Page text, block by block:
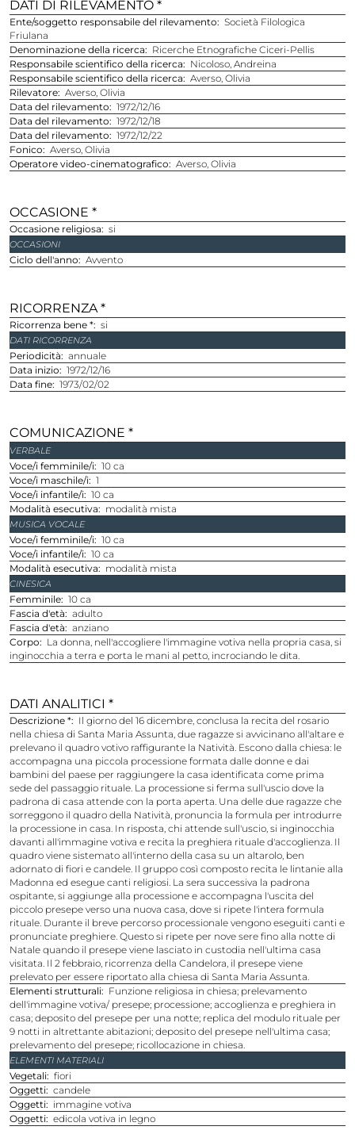
DATI DI RILEVAMENTO *
Ente/soggetto responsabile del rilevamento
Società Filologica
Friulana
Denominazione della ricerca
Ricerche Etnografiche Ciceri-Pellis
Responsabile scientifico della ricerca
Nicoloso, Andreina
Responsabile scientifico della ricerca
Averso, Olivia
Rilevatore Averso, Olivia
Data del rilevamento
1972/12/16
Data del rilevamento
1972/12/18
Data del rilevamento
1972/12/22
Fonico
Averso, Olivia
Operatore video-cinematografico
Averso, Olivia
OCCASIONE *
Occasione religiosa si
OCCASIONI
Ciclo dell'anno Avvento
RICORRENZA *
Ricorrenza bene * si
DATI RICORRENZA
Periodicità
annuale
Data inizio
1972/12/16
Data fine 1973/02/02
COMUNICAZIONE *
VERBALE
Voce/i femminile/i 10 ca
Voce/i maschile/i 1
Voce/i infantile/i 10 ca
Modalità esecutiva
modalità mista
MUSICA VOCALE
Voce/i femminile/i 10 ca
Voce/i infantile/i 10 ca
Modalità esecutiva
modalità mista
CINESICA
Femminile 10 ca
Fascia d'età
adulto
Fascia d'età
anziano
Corpo
La donna, nell'accogliere l'immagine votiva nella propria casa, si
inginocchia a terra e porta le mani al petto, incrociando le dita.
DATI ANALITICI *
Descrizione *
Il giorno del 16 dicembre, conclusa la recita del rosario
nella chiesa di Santa Maria Assunta, due ragazze si avvicinano all'altare e
prelevano il quadro votivo raffigurante la Natività. Escono dalla chiesa: le
accompagna una piccola processione formata dalle donne e dai
bambini del paese per raggiungere la casa identificata come prima
sede del passaggio rituale. La processione si ferma sull'uscio dove la
padrona di casa attende con la porta aperta. Una delle due ragazze che
sorreggono il quadro della Natività, pronuncia la formula per introdurre
la processione in casa. In risposta, chi attende sull'uscio, si inginocchia
davanti all'immagine votiva e recita la preghiera rituale d'accoglienza. Il
quadro viene sistemato all'interno della casa su un altarolo, ben
adornato di fiori e candele. Il gruppo così composto recita le lintanie alla
Madonna ed esegue canti religiosi. La sera successiva la padrona
ospitante, si aggiunge alla processione e accompagna l'uscita del
piccolo presepe verso una nuova casa, dove si ripete l'intera formula
rituale. Durante il breve percorso processionale vengono eseguiti canti e
pronunciate preghiere. Questo si ripete per nove sere fino alla notte di
Natale quando il presepe viene lasciato in custodia nell'ultima casa
visitata. Il 2 febbraio, ricorrenza della Candelora, il presepe viene
prelevato per essere riportato alla chiesa di Santa Maria Assunta.
Elementi strutturali
Funzione religiosa in chiesa; prelevamento
dell'immagine votiva/ presepe; processione; accoglienza e preghiera in
casa; deposito del presepe per una notte; replica del modulo rituale per
9 notti in altrettante abitazioni; deposito del presepe nell'ultima casa;
prelevamento del presepe; ricollocazione in chiesa.
ELEMENTI MATERIALI
Vegetali fiori
Oggetti candele
Oggetti
immagine votiva
Oggetti edicola votiva in legno